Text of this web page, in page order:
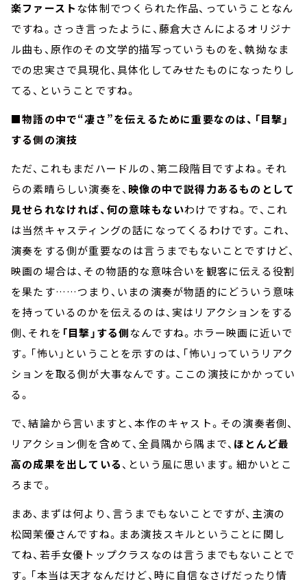
楽ファースト な体制でつくられた作品、っていうことなん
ですね。さっき言ったように、藤倉大さんによるオリジナ
ル曲も、原作のその文学的描写っていうものを、執拗なま
での忠実さで具現化、具体化してみせたものになったりし
てる、ということですね。
■物語の中で“凄さ”を伝えるために重要なのは、「目撃」
する側の演技
ただ、これもまだハードルの、第二段階目ですよね。それ
らの素晴らしい演奏を、 映像の中で説得力あるものとして
見せられなければ、何の意味もないわけですね。で、これ
は当然キャスティングの話になってくるわけです。これ、
演奏をする側が重要なのは言うまでもないことですけど、
映画の場合は、その物語的な意味合いを観客に伝える役割
を果たす……つまり、いまの演奏が物語的にどういう意味
を持っているのかを伝えるのは、実はリアクションをする
側、それを 「目撃」する側なんですね。ホラー映画に近いで
す。「怖い」ということを示すのは、「怖い」っていうリアク
ションを取る側が大事なんです。ここの演技にかかってい
る。
で、結論から言いますと、本作のキャスト。その演奏者側、
リアクション側を含めて、全員隅から隅まで、 ほとんど最
高の成果を出している、という風に思います。細かいとこ
ろまで。
まあ、まずは何より、言うまでもないことですが、主演の
松岡茉優さんですね。まあ演技スキルということに関し
てね、若手女優トップクラスなのは言うまでもないことで
す。「本当は天才なんだけど、時に自信なさげだったり情